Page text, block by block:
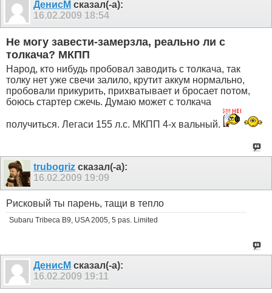
ДенисМ сказал(-а):
16.02.2009 18:54
Не могу завести-замерзла, реально ли с
толкача? МКПП
Народ, кто нибудь пробовал заводить с толкача, так
толку нет уже свечи залило, крутит аккум нормально,
пробовали прикурить, прихватывает и бросает потом,
боюсь стартер сжечь. Думаю может с толкача
получиться. Легаси 155 л.с. МКПП 4-х вальный.
trubogriz сказал(-а):
16.02.2009 19:09
Рисковый ты парень, тащи в тепло
Subaru Tribeca B9, USA 2005, 5 pas. Limited
ДенисМ сказал(-а):
16.02.2009 19:11